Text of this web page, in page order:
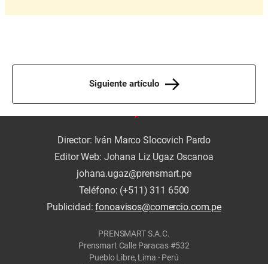
Siguiente artículo
Director: Iván Marco Slocovich Pardo
Editor Web: Johana Liz Ugaz Oscanoa
johana.ugaz@prensmart.pe
Teléfono: (+511) 311 6500
Publicidad:fonoavisos@comercio.com.pe
PRENSMART S.A.C.
Prensmart Calle Paracas #532
Pueblo Libre, Lima - Perú